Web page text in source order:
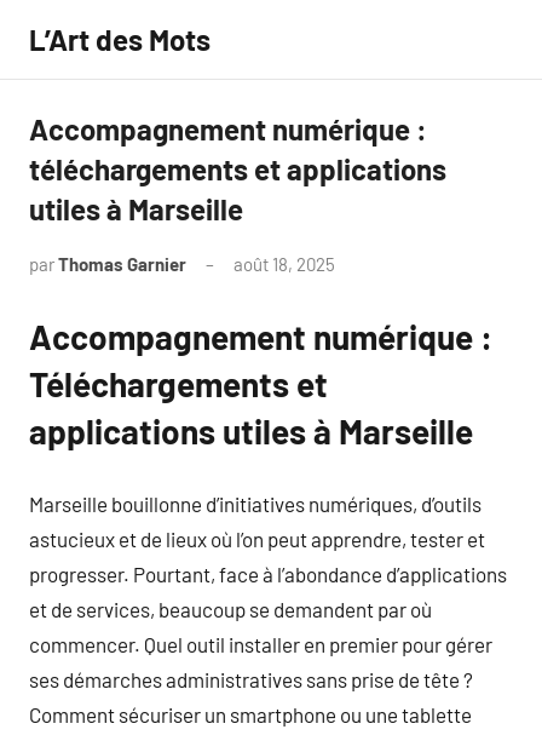
contenu
L’Art des Mots
Accompagnement numérique :
téléchargements et applications
utiles à Marseille
parThomas Garnier août 18, 2025
Accompagnement numérique :
Téléchargements et
applications utiles à Marseille
Marseille bouillonne d’initiatives numériques, d’outils
astucieux et de lieux où l’on peut apprendre, tester et
progresser. Pourtant, face à l’abondance d’applications
et de services, beaucoup se demandent par où
commencer. Quel outil installer en premier pour gérer
ses démarches administratives sans prise de tête ?
Comment sécuriser un smartphone ou une tablette